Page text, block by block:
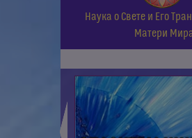
Наука о Свете и Его
Матери